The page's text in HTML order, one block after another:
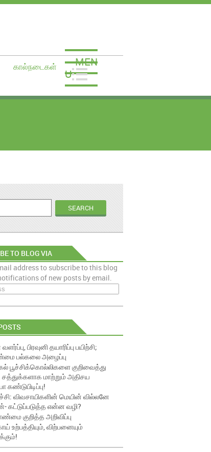
கால்நடைகள்
MEN
U
TO BLOG VIA
address to subscribe to this blog
of new posts by email.
பிரவுனி தயாரிப்பு பயிற்சி;
பல்கலை அழைப்பு
பூச்சிக்கொல்லிகளை குறிவைத்து
சத்துக்களாக மாற்றும் அதிசய
கண்டுபிடிப்பு!
விவசாயிகளின் மெயின் வில்லனே
கட்டுப்படுத்த என்ன வழி?
குறித்த அறிவிப்பு
உற்பத்தியும், விற்பனையும்